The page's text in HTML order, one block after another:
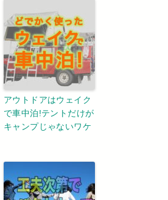
アウトドアはウェイク
で車中泊!テントだけが
キャンプじゃないワケ